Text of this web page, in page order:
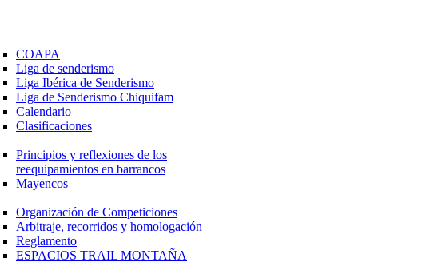
COAPA
Liga de senderismo
Liga Ibérica de Senderismo
Liga de Senderismo Chiquifam
Calendario
Clasificaciones
Principios y reflexiones de los
reequipamientos en barrancos
Mayencos
Organización de Competiciones
Arbitraje, recorridos y homologación
Reglamento
ESPACIOS TRAIL MONTAÑA